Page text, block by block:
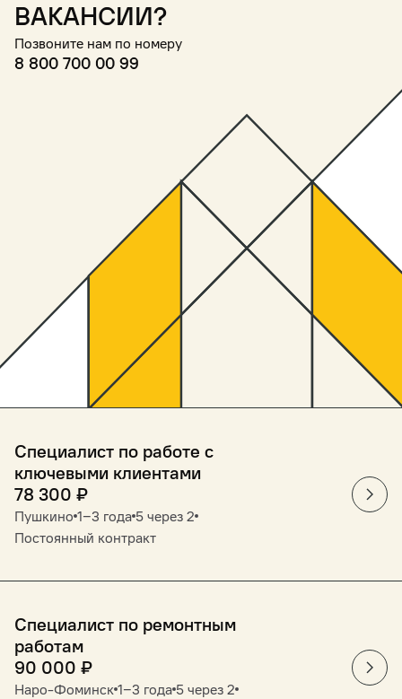
вакансии?
Позвоните нам по номеру
8 800 700 00 99
Специалист по работе с
ключевыми клиентами
78 300 ₽
Пушкино 1‒3 года 5 через 2
Постоянный контракт
Специалист по ремонтным
работам
90 000 ₽
Наро-Фоминск 1‒3 года 5 через 2